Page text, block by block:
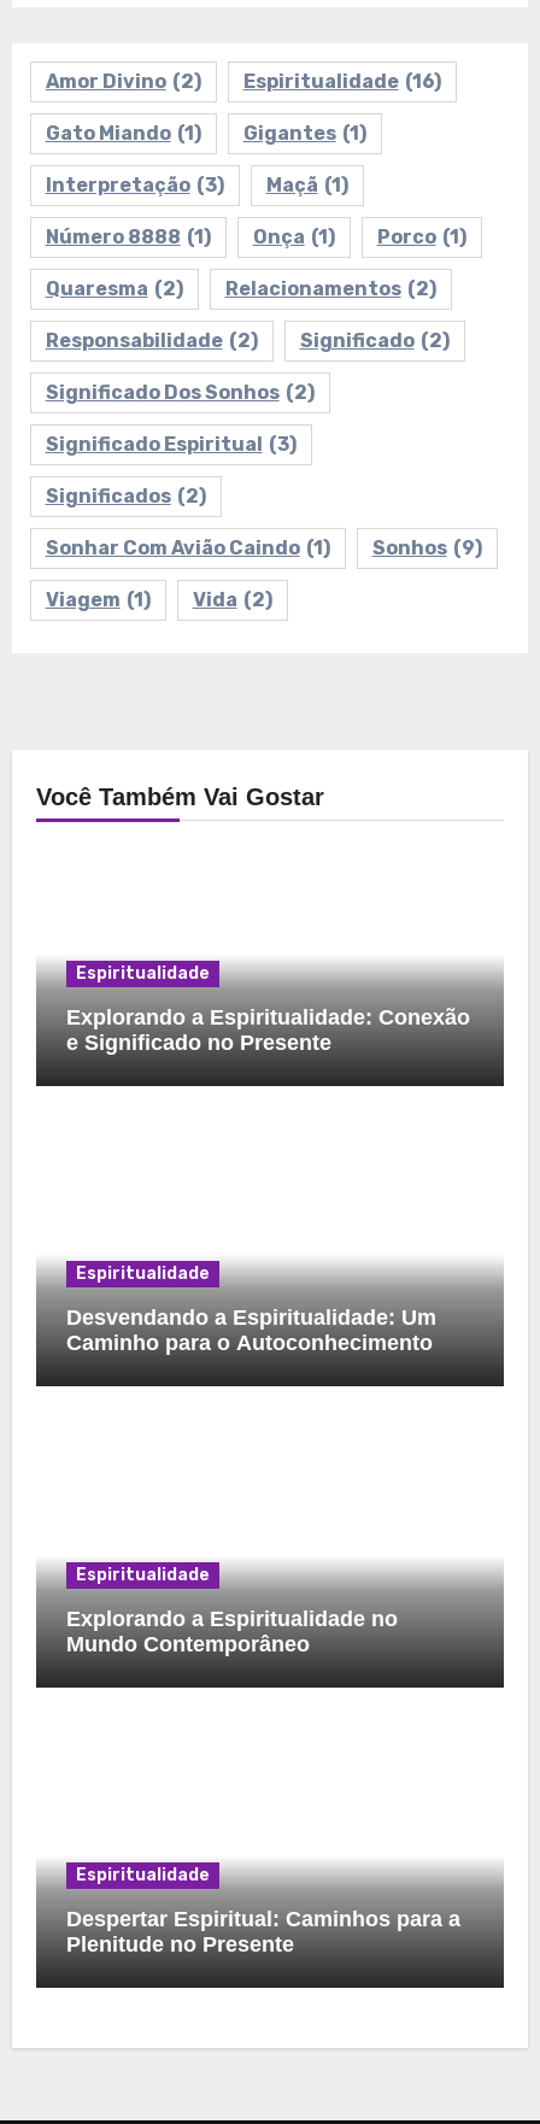
Amor Divino (2) Espiritualidade (16)
Gato Miando (1) Gigantes (1)
Interpretação (3) Maçã (1)
Número 8888 (1) Onça (1) Porco (1)
Quaresma (2) Relacionamentos (2)
Responsabilidade (2) Significado (2)
Significado Dos Sonhos (2)
Significado Espiritual (3)
Significados (2)
Sonhar Com Avião Caindo (1) Sonhos (9)
Viagem (1) Vida (2)
Você Também Vai Gostar
Espiritualidade
Explorando a Espiritualidade: Conexão
e Significado no Presente
Espiritualidade
Desvendando a Espiritualidade: Um
Caminho para o Autoconhecimento
Espiritualidade
Explorando a Espiritualidade no
Mundo Contemporâneo
Espiritualidade
Despertar Espiritual: Caminhos para a
Plenitude no Presente